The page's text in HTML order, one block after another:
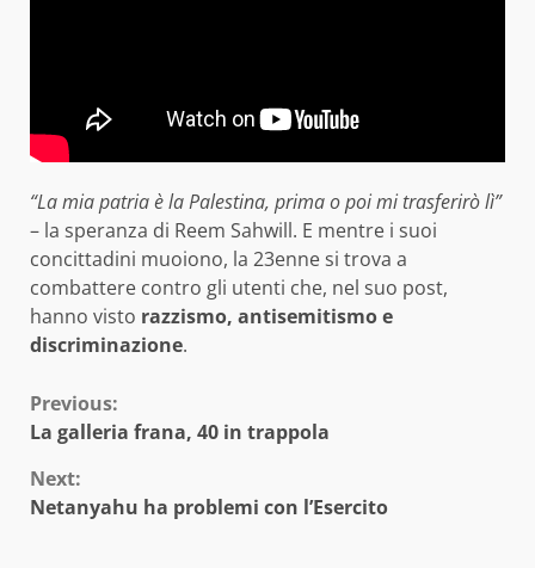
“La mia patria è la Palestina, prima o poi mi trasferirò lì”
– la speranza di Reem Sahwill. E mentre i suoi
concittadini muoiono, la 23enne si trova a
combattere contro gli utenti che, nel suo post,
hanno visto razzismo, antisemitismo e
discriminazione.
Continue
Reading
Previous:
La galleria frana, 40 in trappola
Next:
Netanyahu ha problemi con l’Esercito